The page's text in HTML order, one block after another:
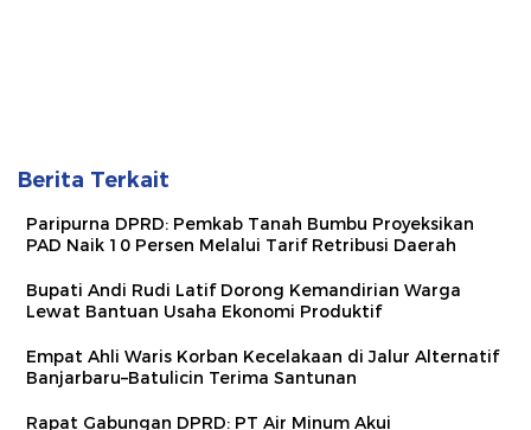
Berita Terkait
Paripurna DPRD: Pemkab Tanah Bumbu Proyeksikan
PAD Naik 10 Persen Melalui Tarif Retribusi Daerah
Bupati Andi Rudi Latif Dorong Kemandirian Warga
Lewat Bantuan Usaha Ekonomi Produktif
Empat Ahli Waris Korban Kecelakaan di Jalur Alternatif
Banjarbaru–Batulicin Terima Santunan
Rapat Gabungan DPRD: PT Air Minum Akui